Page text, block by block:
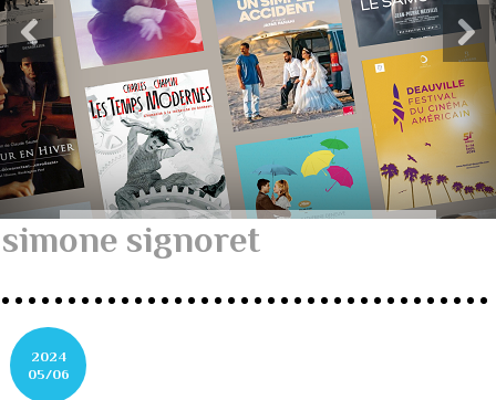
simone signoret
2024
05/06